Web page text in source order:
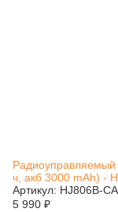
Радиоуправляемый
ч, акб 3000 mAh) -
Артикул: HJ806B-
5 990 ₽